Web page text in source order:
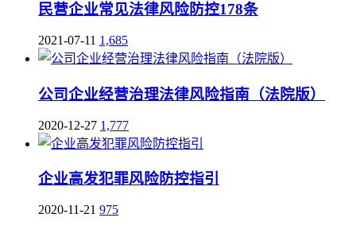
民营企业常见法律风险防控178条
2021-07-11 1,685
公司企业经营治理法律风险指南（法院版）
2020-12-27 1,777
企业高发犯罪风险防控指引
2020-11-21 975